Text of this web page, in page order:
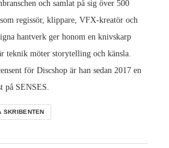
och samlat på sig över 500
regissör, klippare, VFX-kreatör och
hantverk ger honom en knivskarp
teknik möter storytelling och känsla.
för Discshop är han sedan 2017 en
på SENSES.
SKRIBENTEN